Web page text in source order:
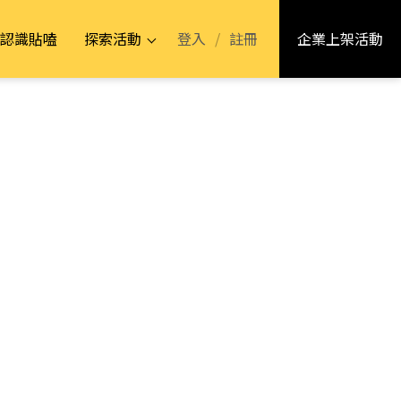
認識貼嗑 探索活動 企業上架活動
登入 / 註冊